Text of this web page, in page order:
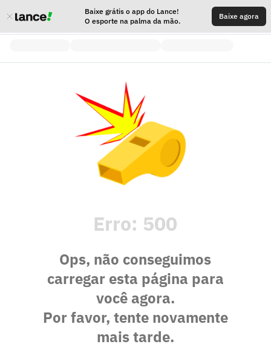
Baixe grátis o app do Lance!
O esporte na palma da mão.
Baixe agora
Erro: 500
Ops, não conseguimos
carregar esta página para
você agora.
Por favor, tente novamente
mais tarde.